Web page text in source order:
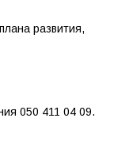
развития,
050 411 04 09.